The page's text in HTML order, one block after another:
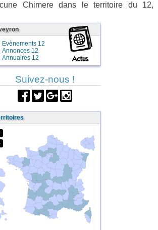
Chimere dans le territoire du 12,
Evènements 12
Annonces 12
Annuaires 12
Suivez-nous !